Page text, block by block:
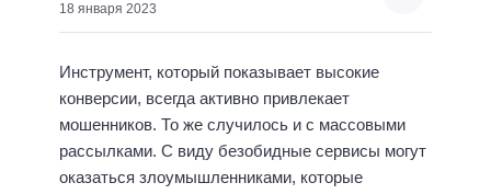
18 января 2023
Инструмент, который показывает высокие
конверсии, всегда активно привлекает
мошенников. То же случилось и с массовыми
рассылками. С виду безобидные сервисы могут
оказаться злоумышленниками, которые